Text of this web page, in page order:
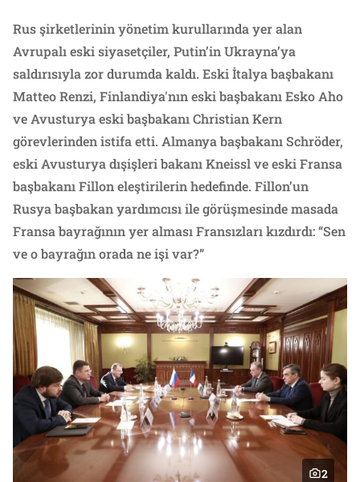
Rus şirketlerinin yönetim kurullarında yer alan
Avrupalı eski siyasetçiler, Putin’in Ukrayna’ya
saldırısıyla zor durumda kaldı. Eski İtalya başbakanı
Matteo Renzi, Finlandiya'nın eski başbakanı Esko Aho
ve Avusturya eski başbakanı Christian Kern
görevlerinden istifa etti. Almanya başbakanı Schröder,
eski Avusturya dışişleri bakanı Kneissl ve eski Fransa
başbakanı Fillon eleştirilerin hedefinde. Fillon’un
Rusya başbakan yardımcısı ile görüşmesinde masada
Fransa bayrağının yer alması Fransızları kızdırdı: “Sen
ve o bayrağın orada ne işi var?”
2